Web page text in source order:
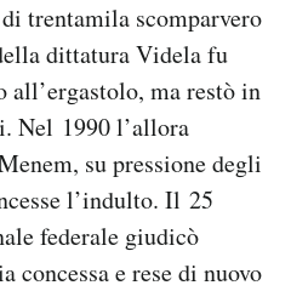
trentamila scomparvero
dittatura Videla fu
all’ergastolo, ma restò in
Nel 1990 l’allora
su pressione degli
l’indulto. Il 25
federale giudicò
concessa e rese di nuovo